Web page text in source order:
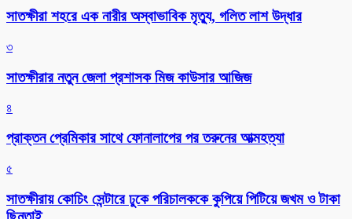
সাতক্ষীরা শহরে এক নারীর অস্বাভাবিক মৃত্যু, গলিত লাশ উদ্ধার
৩
সাতক্ষীরার নতুন জেলা প্রশাসক মিজ কাউসার আজিজ
৪
প্রাক্তন প্রেমিকার সাথে ফোনালাপের পর তরুনের আত্মহত্যা
৫
সাতক্ষীরায় কোচিং সেন্টারে ঢুকে পরিচালককে কুপিয়ে পিটিয়ে জখম ও টাকা